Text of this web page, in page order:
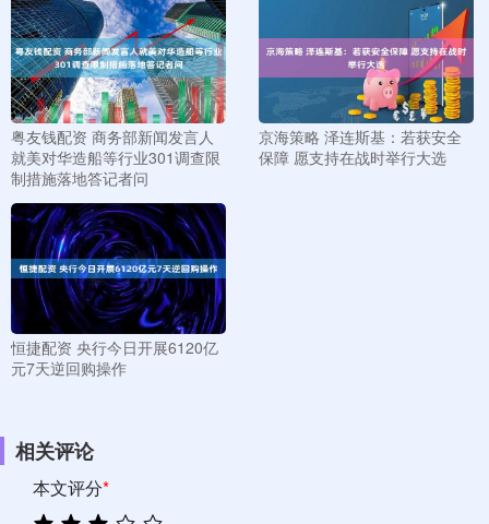
粤友钱配资 商务部新闻发言人
就美对华造船等行业301调查限
制措施落地答记者问
京海策略 泽连斯基：若获安全
保障 愿支持在战时举行大选
恒捷配资 央行今日开展6120亿
元7天逆回购操作
相关评论
本文评分*